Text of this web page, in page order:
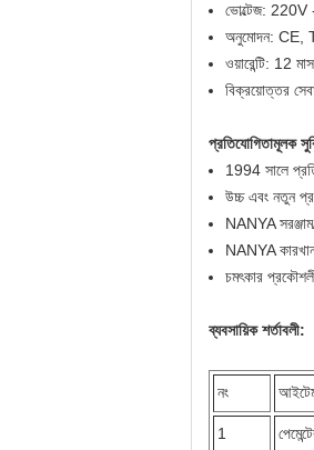
ভোল্টেজ:
অনুমোদন: CE,
ওয়ারেন্টি: 12 মাস
বিক্রয়োত্তর
প্রতিযোগিতামূলক
1994 সালে
উচ্চ এবং নতুন
NANYA
NANYA
চমৎকার
ব্যবসায়িক শর্তাবলী:
নং
1